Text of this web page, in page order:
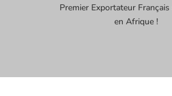
Premier Exportateur
en Afrique !